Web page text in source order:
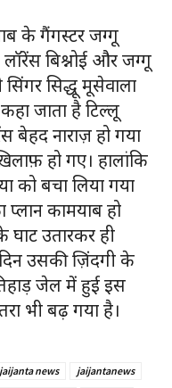
के गैंगस्टर जग्गू
बिश्नोई और जग्गू
सिद्धू मूसेवाला
जाता है टिल्लू
नाराज़ हो गया
हो गए। हालांकि
को बचा लिया गया
कामयाब हो
उतारकर ही
उसकी ज़िंदगी के
जेल में हुई इस
भी बढ़ गया है।
jaijanta news jaijantanews